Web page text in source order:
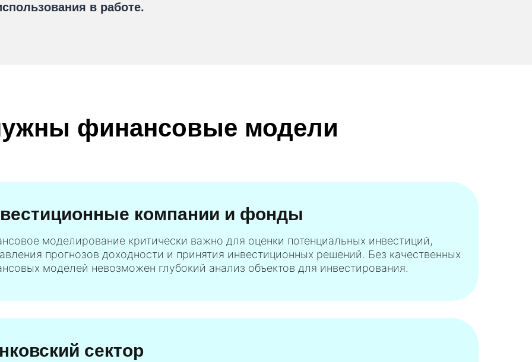
в работе.
финансовые модели
сектор
компании и фонды
моделирование критически важно для оценки потенциальных инвестиций,
прогнозов доходности и принятия инвестиционных решений. Без качественных
моделей невозможен глубокий анализ объектов для инвестирования.